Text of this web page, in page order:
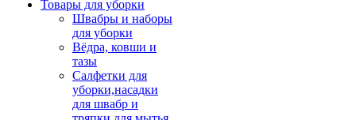
Товары для уборки
Швабры и наборы
для уборки
Вёдра, ковши и
тазы
Салфетки для
уборки,насадки
для швабр и